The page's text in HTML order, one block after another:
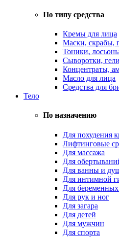
По типу средства
Кремы для лица
Маски, скрабы,
Тоники,
Сыворотки,
Концентраты,
Масло для лица
Средства для
Тело
По назначению
Для похудения
Лифтинговые
Для массажа
Для
Для ванны и
Для интимной
Для
Для рук и ног
Для загара
Для детей
Для мужчин
Для спорта